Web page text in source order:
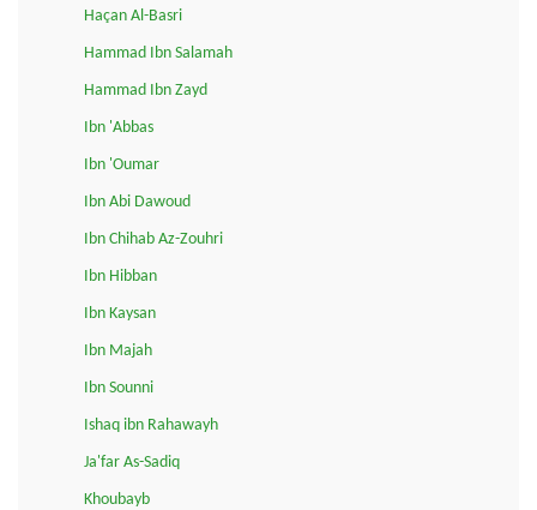
Haçan Al-Basri
Hammad Ibn Salamah
Hammad Ibn Zayd
Ibn 'Abbas
Ibn 'Oumar
Ibn Abi Dawoud
Ibn Chihab Az-Zouhri
Ibn Hibban
Ibn Kaysan
Ibn Majah
Ibn Sounni
Ishaq ibn Rahawayh
Ja'far As-Sadiq
Khoubayb